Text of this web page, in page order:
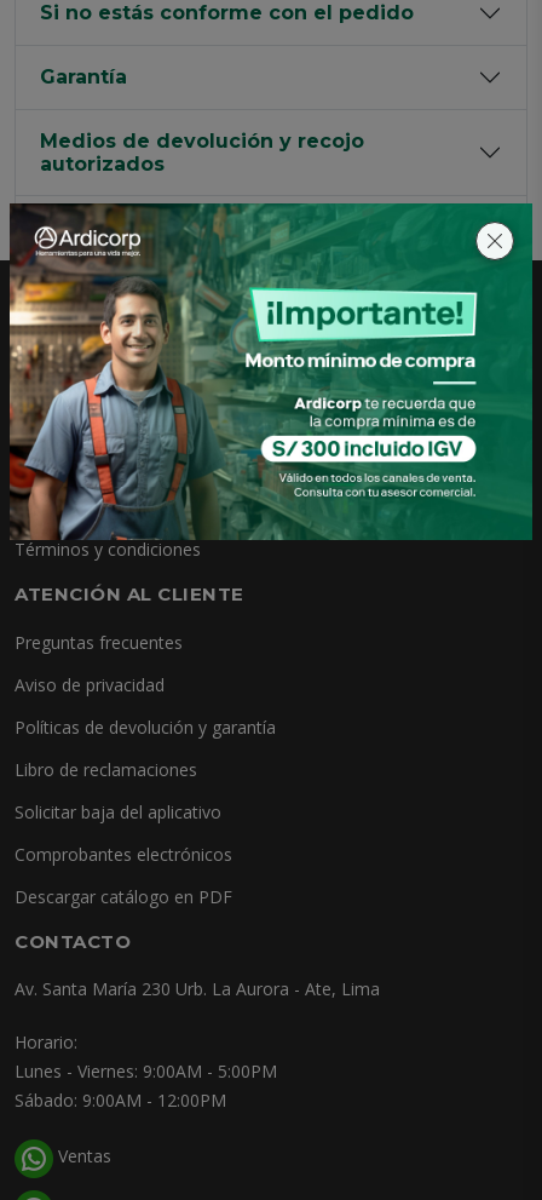
Si no estás conforme con el pedido
Garantía
Medios de devolución y recojo
autorizados
Resolución
LA EMPRESA
¿Quiénes somos?
Vuélvete distribuidor
Política de venta y despacho
Política de privacidad y cookies
Términos y condiciones
ATENCIÓN AL CLIENTE
Preguntas frecuentes
Aviso de privacidad
Políticas de devolución y garantía
Libro de reclamaciones
Solicitar baja del aplicativo
Comprobantes electrónicos
Descargar catálogo en PDF
CONTACTO
Av. Santa María 230 Urb. La Aurora - Ate, Lima
Horario:
Lunes - Viernes: 9:00AM - 5:00PM
Sábado: 9:00AM - 12:00PM
Ventas